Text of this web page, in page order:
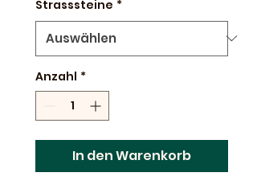
Strasssteine *
Anzahl *
In den Warenkorb